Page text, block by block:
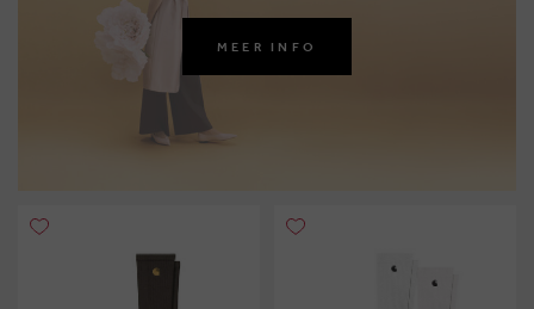
MEER INFO